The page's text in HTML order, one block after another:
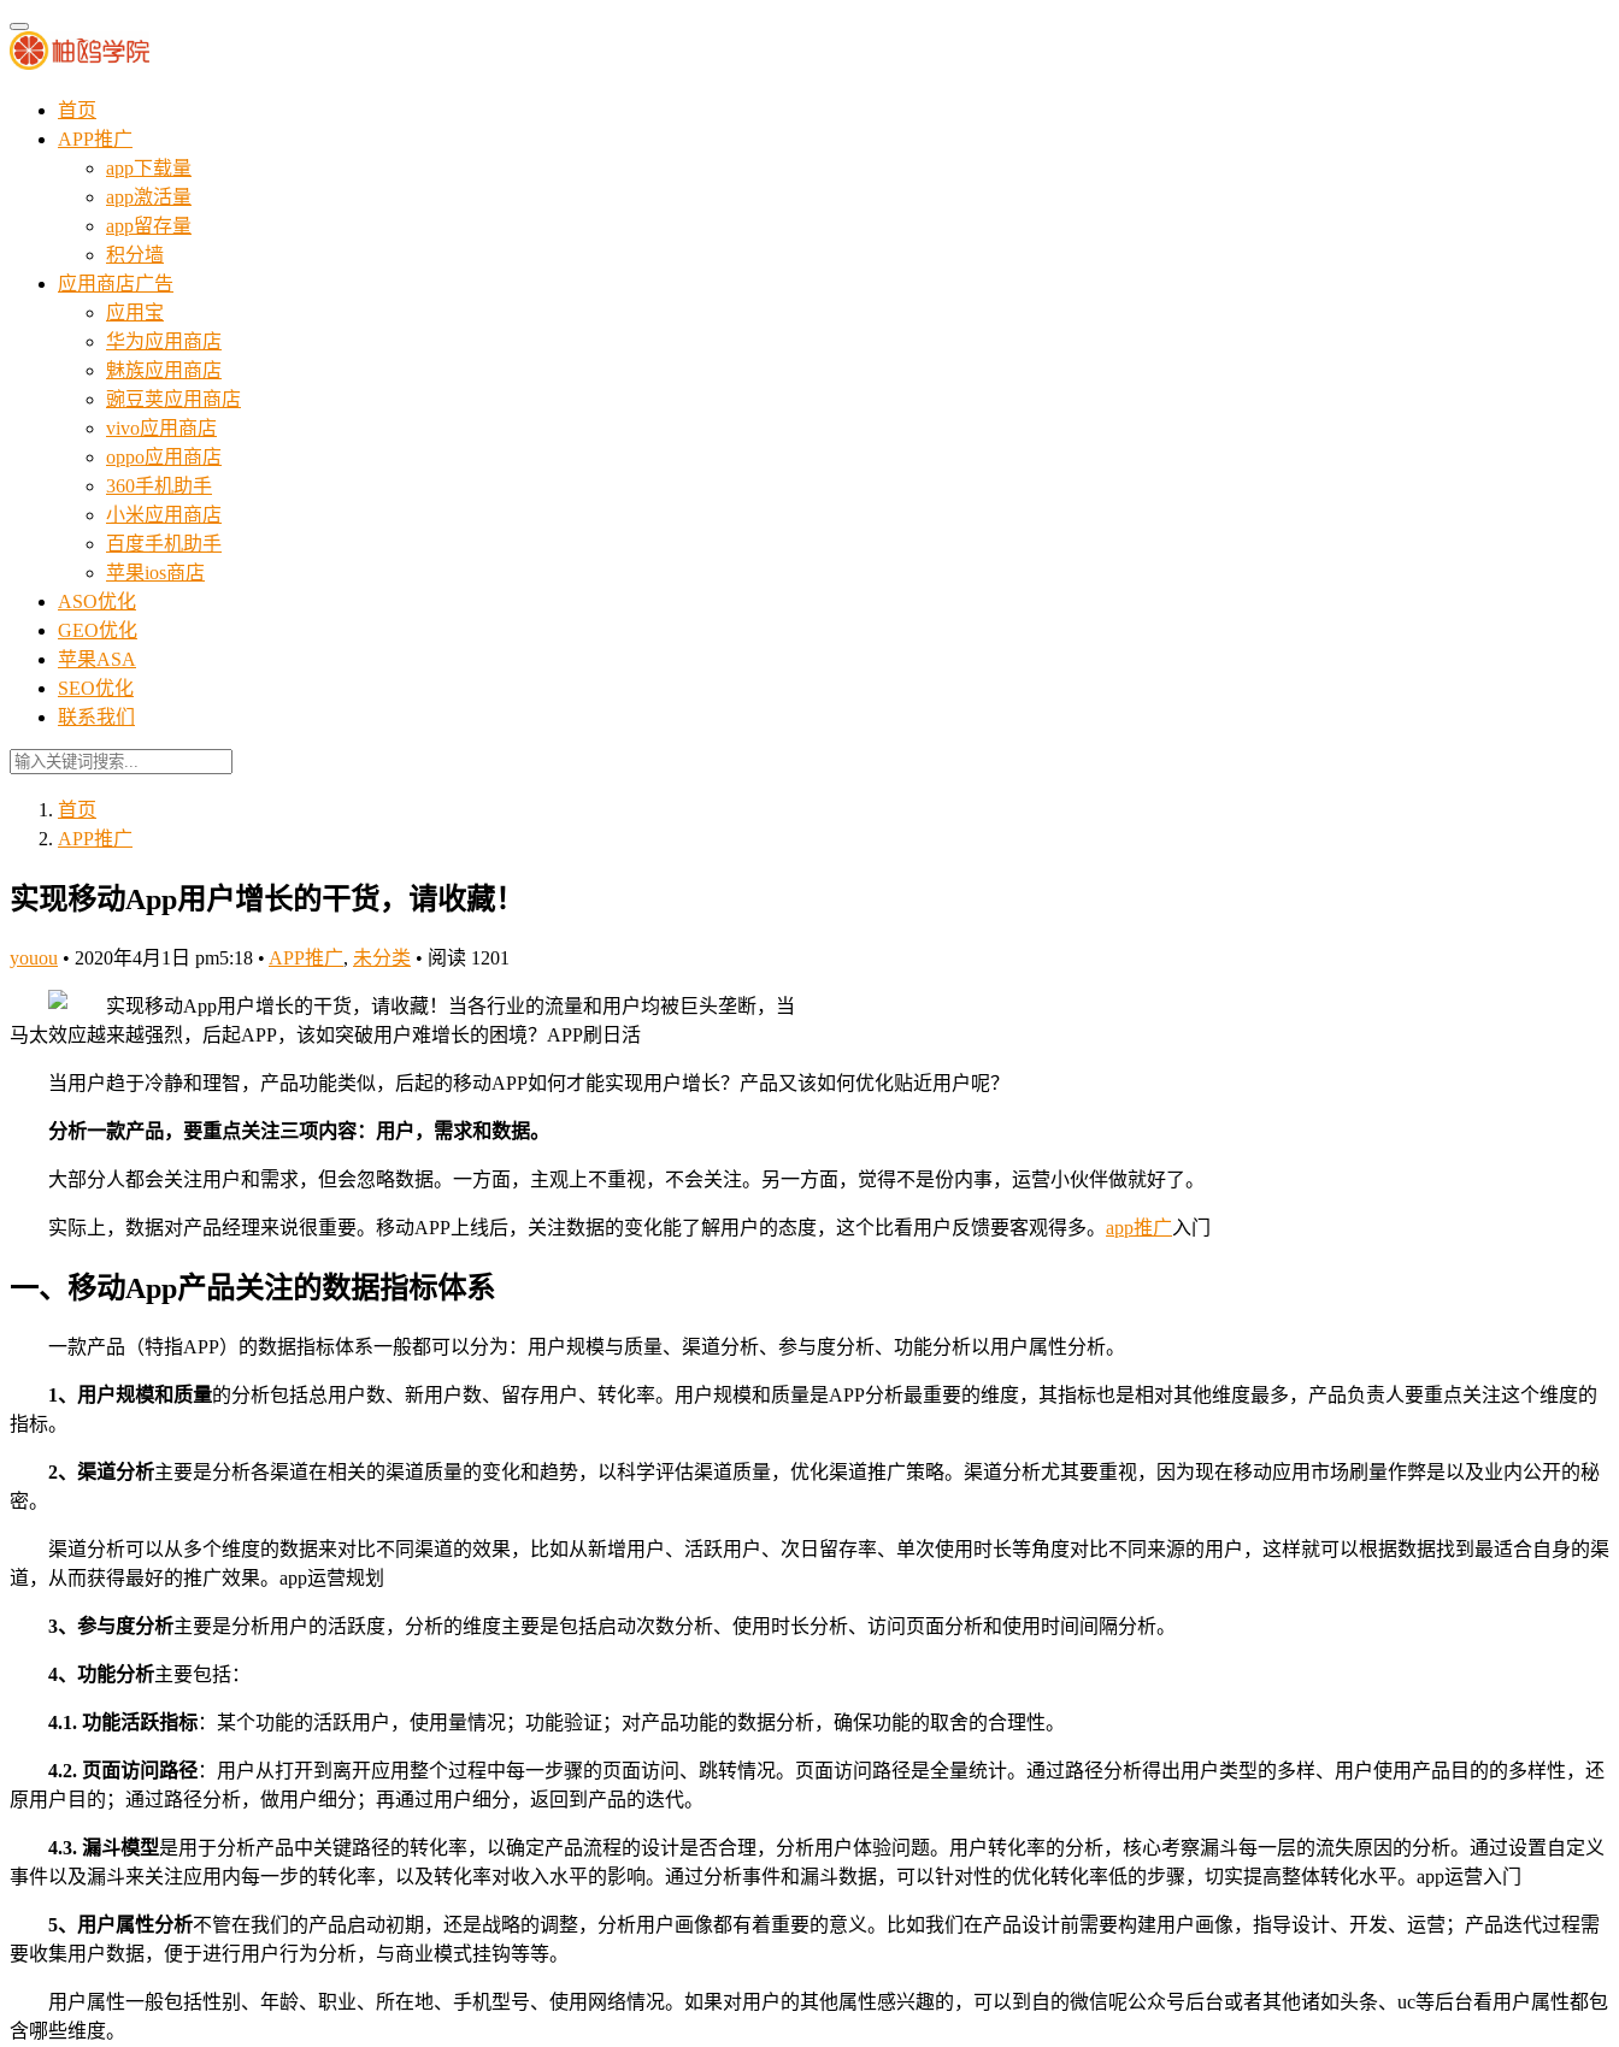
首页
APP推广
app下载量
app激活量
app留存量
积分墙
应用商店广告
应用宝
华为应用商店
魅族应用商店
豌豆荚应用商店
vivo应用商店
oppo应用商店
360手机助手
小米应用商店
百度手机助手
苹果ios商店
ASO优化
GEO优化
苹果ASA
SEO优化
联系我们
首页
APP推广
实现移动App用户增长的干货，请收藏！
youou • 2020年4月1日 pm5:18 • APP推广, 未分类 • 阅读 1201
当各行业的流量和用户均被巨头垄断，当
马太效应越来越强烈，后起APP，该如突破用户难增长的困境？APP刷日活
当用户趋于冷静和理智，产品功能类似，后起的移动APP如何才能实现用户增长？产品又该如何优化贴近用户呢？
分析一款产品，要重点关注三项内容：用户，需求和数据。
大部分人都会关注用户和需求，但会忽略数据。一方面，主观上不重视，不会关注。另一方面，觉得不是份内事， 运营小伙伴做就好了。
实际上，数据对产品经理来说很重要。移动APP上线后，关注数据的变化能了解用户的态度，这个比看用户反馈要客观得多。 app推广 入门
一、移动App产品关注的数据指标体系
一款产品（特指APP）的数据指标体系一般都可以分为：用户规模与质量、渠道分析、参与度分析、功能分析以用户属性分析。
1、用户规模和质量的分析包括总用户数、新用户数、留存用户、转化率。用户规模和质量是APP分析最重要的维度，其指标也是相对其他维度最多，产品负责人要重点关注这个维度的
指标。
2、渠道分析主要是分析各渠道在相关的渠道质量的变化和趋势，以科学评估渠道质量，优化渠道推广策略。渠道分析尤其要重视，因为现在移动应用市场刷量作弊是以及业内公开的秘
密。
渠道分析可以从多个维度的数据来对比不同渠道的效果，比如从新增用户、活跃用户、次日留存率、单次使用时长等角度对比不同来源的用户，这样就可以根据数据找到最适合自身的渠
道，从而获得最好的推广效果。app运营规划
3、参与度分析主要是分析用户的活跃度，分析的维度主要是包括启动次数分析、使用时长分析、访问页面分析和使用时间间隔分析。
4、功能分析主要包括：
4.1. 功能活跃指标：某个功能的活跃用户，使用量情况；功能验证；对产品功能的数据分析，确保功能的取舍的合理性。
4.2. 页面访问路径：用户从打开到离开应用整个过程中每一步骤的页面访问、跳转情况。页面访问路径是全量统计。通过路径分析得出用户类型的多样、用户使用产品目的的多样性，还
原用户目的；通过路径分析，做用户细分；再通过用户细分，返回到产品的迭代。
4.3. 漏斗模型是用于分析产品中关键路径的转化率，以确定产品流程的设计是否合理，分析用户体验问题。用户转化率的分析，核心考察漏斗每一层的流失原因的分析。通过设置自定义
事件以及漏斗来关注应用内每一步的转化率，以及转化率对收入水平的影响。通过分析事件和漏斗数据，可以针对性的优化转化率低的步骤，切实提高整体转化水平。app运营入门
5、用户属性分析不管在我们的产品启动初期，还是战略的调整，分析用户画像都有着重要的意义。比如我们在产品设计前需要构建用户画像，指导设计、开发、运营；产品迭代过程需
要收集用户数据，便于进行用户行为分析，与商业模式挂钩等等。
用户属性一般包括性别、年龄、职业、所在地、手机型号、使用网络情况。如果对用户的其他属性感兴趣的，可以到自的微信呢公众号后台或者其他诸如头条、uc等后台看用户属性都包
含哪些维度。